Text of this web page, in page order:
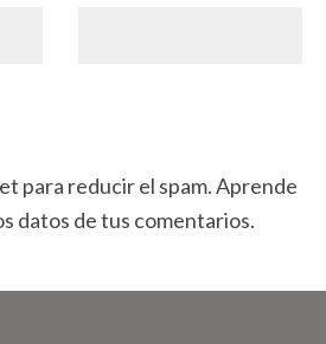
para reducir el spam.Aprende
datos de tus comentarios.